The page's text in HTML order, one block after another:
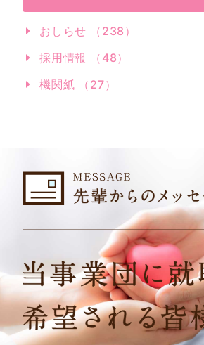
おしらせ （238）
採用情報 （48）
機関紙 （27）